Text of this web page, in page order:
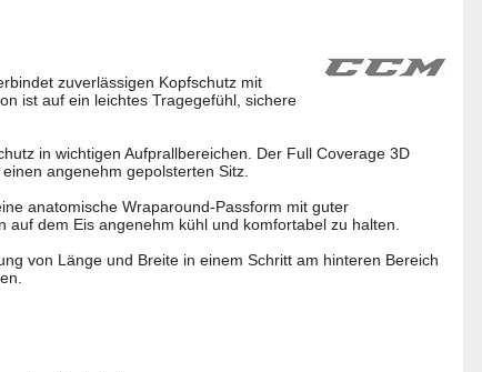
zuverlässigen Kopfschutz mit
ist auf ein leichtes Tragegefühl, sichere
in wichtigen Aufprallbereichen. Der Full Coverage 3D
angenehm gepolsterten Sitz.
anatomische Wraparound-Passform mit guter
auf dem Eis angenehm kühl und komfortabel zu halten.
von Länge und Breite in einem Schritt am hinteren Bereich